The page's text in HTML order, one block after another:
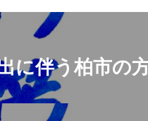
に伴う柏市の